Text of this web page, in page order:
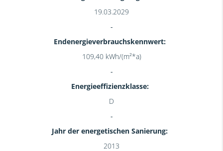
19.03.2029
Endenergieverbrauchskennwert:
109,40 kWh/(m²*a)
Energieeffizienzklasse:
D
Jahr der energetischen Sanierung:
2013